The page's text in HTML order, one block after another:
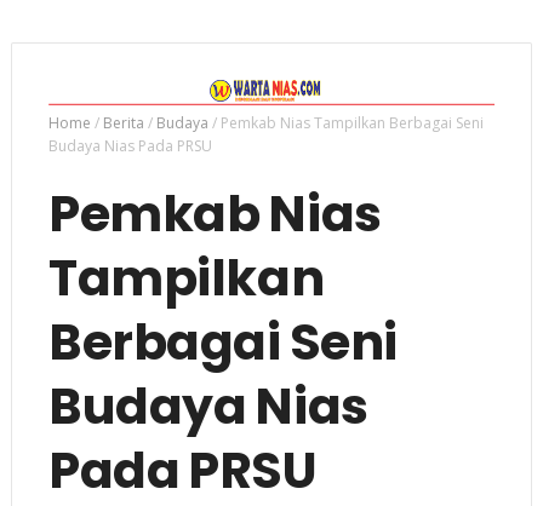
Home / Berita / Budaya / Pemkab Nias Tampilkan Berbagai Seni
Budaya Nias Pada PRSU
Pemkab Nias
Tampilkan
Berbagai Seni
Budaya Nias
Pada PRSU